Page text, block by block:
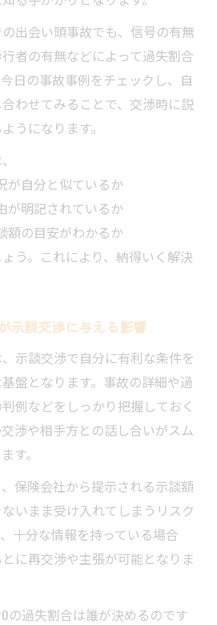
出会い頭事故でも、信号の有無
者の有無などによって過失割合
日の事故事例をチェックし、自
わせてみることで、交渉時に説
うになります。
が自分と似ているか
が明記されているか
額の目安がわかるか
う。これにより、納得いく解決
示談交渉に与える影響
示談交渉で自分に有利な条件を
盤となります。事故の詳細や過
例などをしっかり把握しておく
渉や相手方との話し合いがスム
す。
保険会社から提示される示談額
いまま受け入れてしまうリスク
十分な情報を持っている場合
に再交渉や主張が可能となりま
の過失割合は誰が決めるのです